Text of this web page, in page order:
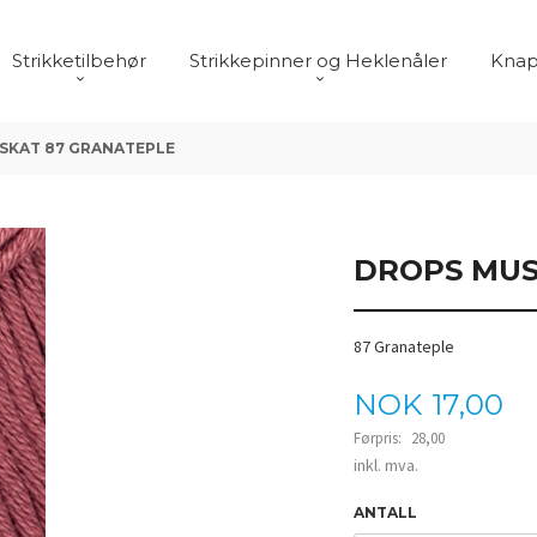
Strikketilbehør Strikkepinner og Heklenåler
87 GRANATEPLE
DROPS
87 Granateple
Tilbud
NOK 17,00
Førpris: 28,00
Rabatt
inkl. mva.
ANTALL